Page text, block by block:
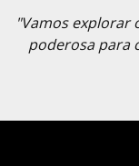
"Vamos explorar
poderosa para